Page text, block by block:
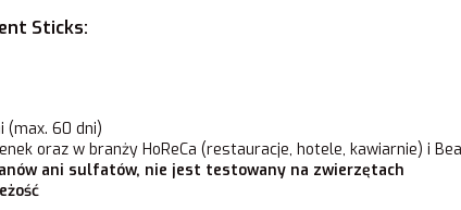
Sticks:
(max. 60 dni)
oraz w branży HoReCa (restauracje, hotele, kawiarnie) i
ani sulfatów, nie jest testowany na zwierzętach